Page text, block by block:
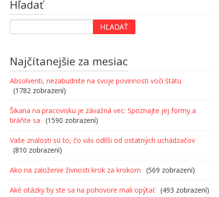
Hľadať
Najčítanejšie za mesiac
Absolventi, nezabudnite na svoje povinnosti voči štátu
(1782 zobrazení)
Šikana na pracovisku je závažná vec: Spoznajte jej formy a
bráňte sa
(1590 zobrazení)
Vaše znalosti sú to, čo vás odlíši od ostatných uchádzačov
(810 zobrazení)
Ako na založenie živnosti krok za krokom (569 zobrazení)
Aké otázky by ste sa na pohovore mali opýtať (493 zobrazení)